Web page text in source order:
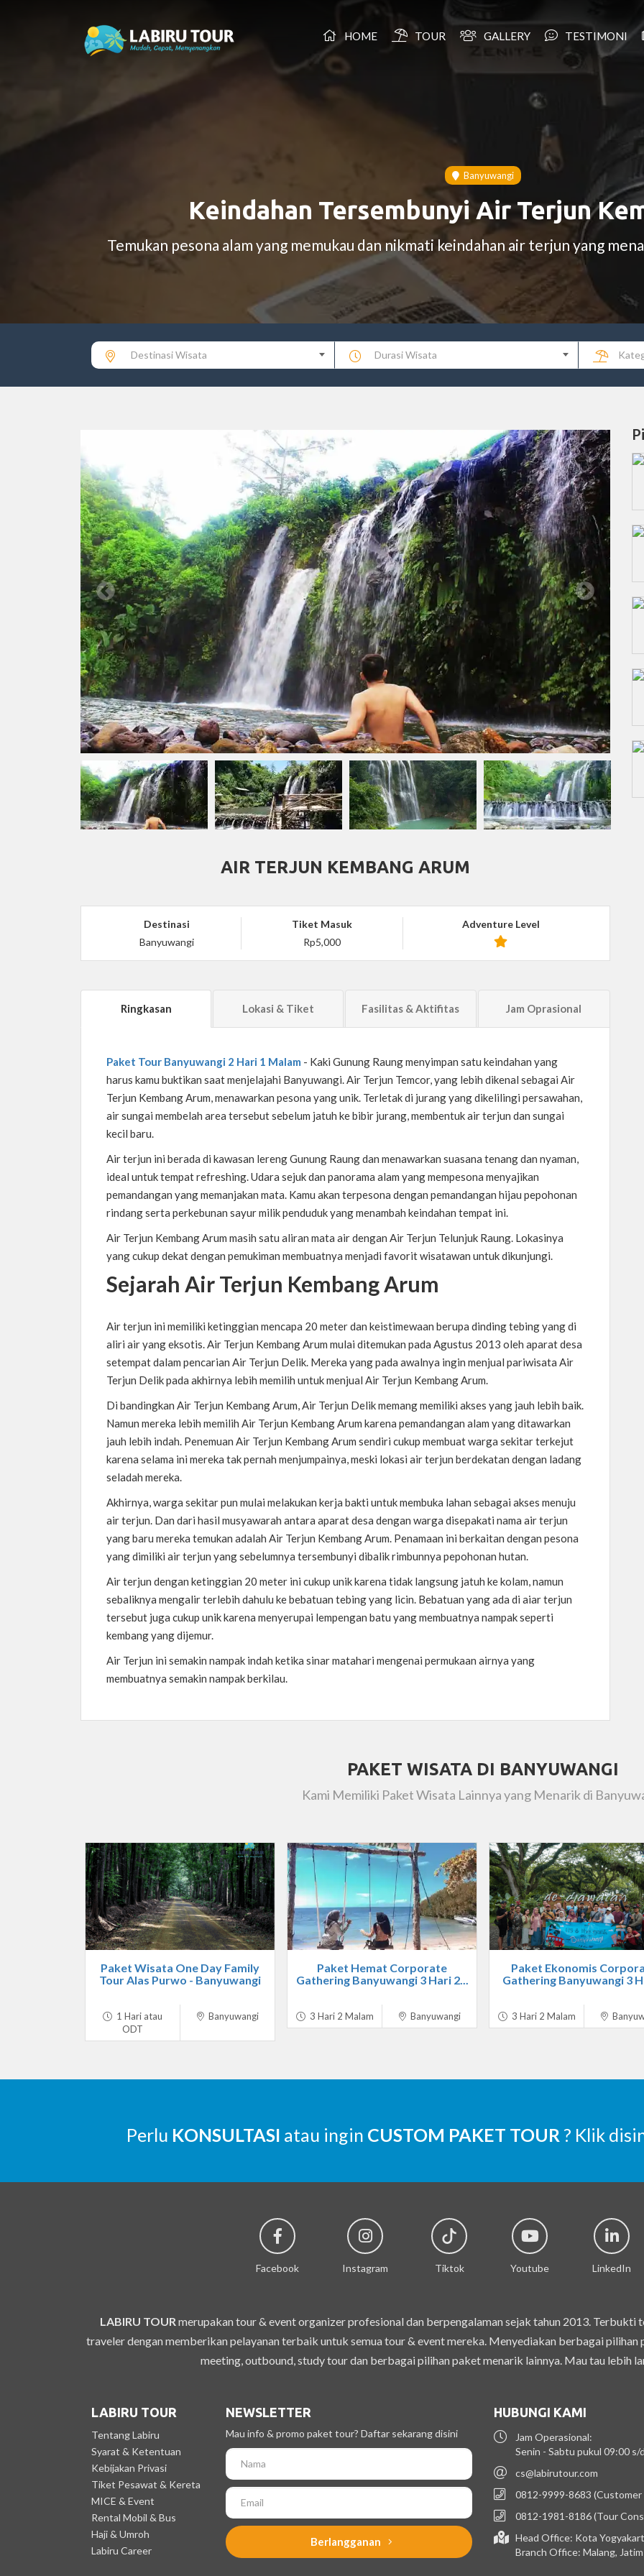
HOME TOUR GALLERY TESTIMONI
Banyuwangi
Keindahan Tersembunyi Air Terjun
Temukan pesona alam yang memukau dan nikmati keindahan air terjun yang
Destinasi Wisata Durasi Wisata
AIR TERJUN KEMBANG ARUM
Destinasi
Banyuwangi
Tiket Masuk
Rp5,000
Adventure Level
Ringkasan Lokasi & Tiket Fasilitas & Aktifitas Jam Oprasional
Paket Tour Banyuwangi 2 Hari 1 Malam - Kaki Gunung Raung menyimpan satu keindahan yang
harus kamu buktikan saat menjelajahi Banyuwangi. Air Terjun Temcor, yang lebih dikenal sebagai Air
Terjun Kembang Arum, menawarkan pesona yang unik. Terletak di jurang yang dikelilingi persawahan,
air sungai membelah area tersebut sebelum jatuh ke bibir jurang, membentuk air terjun dan sungai
kecil baru.
Air terjun ini berada di kawasan lereng Gunung Raung dan menawarkan suasana tenang dan nyaman,
ideal untuk tempat refreshing. Udara sejuk dan panorama alam yang mempesona menyajikan
pemandangan yang memanjakan mata. Kamu akan terpesona dengan pemandangan hijau pepohonan
rindang serta perkebunan sayur milik penduduk yang menambah keindahan tempat ini.
Air Terjun Kembang Arum masih satu aliran mata air dengan Air Terjun Telunjuk Raung. Lokasinya
yang cukup dekat dengan pemukiman membuatnya menjadi favorit wisatawan untuk dikunjungi.
Sejarah Air Terjun Kembang Arum
Air terjun ini memiliki ketinggian mencapa 20 meter dan keistimewaan berupa dinding tebing yang di
aliri air yang eksotis. Air Terjun Kembang Arum mulai ditemukan pada Agustus 2013 oleh aparat desa
setempat dalam pencarian Air Terjun Delik. Mereka yang pada awalnya ingin menjual pariwisata Air
Terjun Delik pada akhirnya lebih memilih untuk menjual Air Terjun Kembang Arum.
Di bandingkan Air Terjun Kembang Arum, Air Terjun Delik memang memiliki akses yang jauh lebih baik.
Namun mereka lebih memilih Air Terjun Kembang Arum karena pemandangan alam yang ditawarkan
jauh lebih indah. Penemuan Air Terjun Kembang Arum sendiri cukup membuat warga sekitar terkejut
karena selama ini mereka tak pernah menjumpainya, meski lokasi air terjun berdekatan dengan ladang
seladah mereka.
Akhirnya, warga sekitar pun mulai melakukan kerja bakti untuk membuka lahan sebagai akses menuju
air terjun. Dan dari hasil musyawarah antara aparat desa dengan warga disepakati nama air terjun
yang baru mereka temukan adalah Air Terjun Kembang Arum. Penamaan ini berkaitan dengan pesona
yang dimiliki air terjun yang sebelumnya tersembunyi dibalik rimbunnya pepohonan hutan.
Air terjun dengan ketinggian 20 meter ini cukup unik karena tidak langsung jatuh ke kolam, namun
sebaliknya mengalir terlebih dahulu ke bebatuan tebing yang licin. Bebatuan yang ada di aiar terjun
tersebut juga cukup unik karena menyerupai lempengan batu yang membuatnya nampak seperti
kembang yang dijemur.
Air Terjun ini semakin nampak indah ketika sinar matahari mengenai permukaan airnya yang
membuatnya semakin nampak berkilau.
PAKET WISATA DI BANYUWANGI
Kami Memiliki Paket Wisata Lainnya yang Menarik di
Paket Wisata One Day Family
Tour Alas Purwo - Banyuwangi
1 Hari atau
ODT
Banyuwangi
Paket Hemat Corporate
Gathering Banyuwangi 3 Hari 2...
3 Hari 2 Malam Banyuwangi
Paket Ekonomis
Gathering Banyuwangi 3
3 Hari 2 Malam
Perlu KONSULTASI atau ingin CUSTOM PAKET TOUR ? Klik
Facebook Instagram Tiktok Youtube LinkedIn
LABIRU TOUR merupakan tour & event organizer profesional dan berpengalaman sejak tahun 2013. Terbukti
traveler dengan memberikan pelayanan terbaik untuk semua tour & event mereka. Menyediakan berbagai
meeting, outbound, study tour dan berbagai pilihan paket menarik lainnya. Mau tau lebih
LABIRU TOUR
Tentang Labiru
Syarat & Ketentuan
Kebijakan Privasi
Tiket Pesawat & Kereta
MICE & Event
Rental Mobil & Bus
Haji & Umroh
Labiru Career
NEWSLETTER
Mau info & promo paket tour? Daftar sekarang disini
Berlangganan
HUBUNGI KAMI
Jam Operasional:
Senin - Sabtu pukul 09:00 s/
cs@labirutour.com
0812-9999-8683 (Customer
0812-1981-8186 (Tour
Head Office: Kota
Branch Office: Malang,